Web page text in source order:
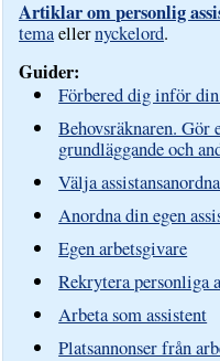
Artiklar om personlig
temaellernyckelord.
Guider:
Förbered dig inför
Behovsräknaren. Gör
grundläggande och
Välja
Anordna din egen
Egen arbetsgivare
Rekrytera personliga
Arbeta som assistent
Platsannonser från